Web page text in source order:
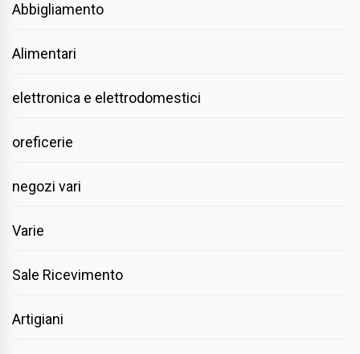
Abbigliamento
Alimentari
elettronica e elettrodomestici
oreficerie
negozi vari
Varie
Sale Ricevimento
Artigiani